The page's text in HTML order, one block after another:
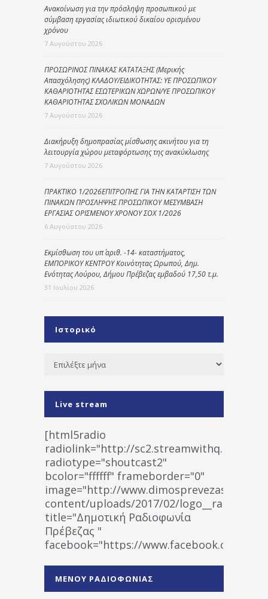
Ανακοίνωση για την πρόσληψη προσωπικού με
σύμβαση εργασίας ιδιωτικού δικαίου ορισμένου
χρόνου
7 Αυγούστου 2026
ΠΡΟΣΩΡΙΝΟΣ ΠΙΝΑΚΑΣ ΚΑΤΑΤΑΞΗΣ (Μερικής
Απασχόλησης) ΚΛΑΔΟΥ/ΕΙΔΙΚΟΤΗΤΑΣ: ΥΕ ΠΡΟΣΩΠΙΚΟΥ
ΚΑΘΑΡΙΟΤΗΤΑΣ ΕΣΩΤΕΡΙΚΩΝ ΧΩΡΩΝ/ΥΕ ΠΡΟΣΩΠΙΚΟΥ
ΚΑΘΑΡΙΟΤΗΤΑΣ ΣΧΟΛΙΚΩΝ ΜΟΝΑΔΩΝ
7 Αυγούστου 2026
Διακήρυξη δημοπρασίας μίσθωσης ακινήτου για τη
λειτουργία χώρου μεταφόρτωσης της ανακύκλωσης
7 Αυγούστου 2026
ΠΡΑΚΤΙΚΟ 1/2026ΕΠΙΤΡΟΠΗΣ ΓΙΑ ΤΗΝ ΚΑΤΑΡΤΙΣΗ ΤΩΝ
ΠΙΝΑΚΩΝ ΠΡΟΣΛΗΨΗΣ ΠΡΟΣΩΠΙΚΟΥ ΜΕΣΥΜΒΑΣΗ
ΕΡΓΑΣΙΑΣ ΟΡΙΣΜΕΝΟΥ ΧΡΟΝΟΥ ΣΟΧ 1/2026
6 Αυγούστου 2026
Εκμίσθωση του υπ΄ αριθ. -14- καταστήματος,
ΕΜΠΟΡΙΚΟΥ ΚΕΝΤΡΟΥ Κοινότητας Ωρωπού, Δημ.
Ενότητας Λούρου, Δήμου Πρέβεζας εμβαδού 17,50 τ.μ.
31 Ιουλίου 2026
Ιστορικό
Ιστορικό
Live stream
[html5radio
radiolink="http://
radiotype="shoutcast2"
bcolor="ffffff" frameborder="0"
image="http://www.dimosprevezas.gr/wp-
content/uploads/2017/02/
title="Δημοτική Ραδιοφωνία
Πρέβεζας "
facebook="https://www.facebook.com/
1531194763766854/" artist="" ]
ΜΕΝΟΥ ΡΑΔΙΟΦΩΝΙΑΣ